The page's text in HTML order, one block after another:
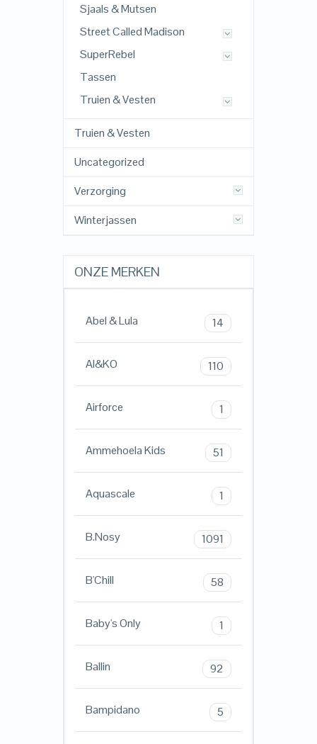
Sjaals & Mutsen
Street Called Madison
SuperRebel
Tassen
Truien & Vesten
Truien & Vesten
Uncategorized
Verzorging
Winterjassen
ONZE MERKEN
Abel & Lula 14
AI&KO 110
Airforce 1
Ammehoela Kids 51
Aquascale 1
B.Nosy 1091
B'Chill 58
Baby's Only 1
Ballin 92
Bampidano 5